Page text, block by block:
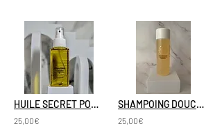
HUILE SECRET POUSSE
25,00€
SHAMPOING DOUCEUR DETOX
25,00€